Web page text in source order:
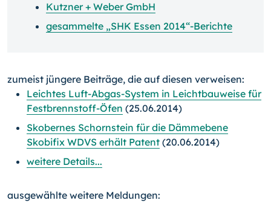
Kutzner + Weber GmbH
gesammelte „SHK Essen 2014“-Berichte
zumeist jüngere Beiträge, die auf diesen verweisen:
Leichtes Luft-Abgas-System in Leichtbauweise für
Festbrennstoff-Öfen (25.06.2014)
Skobernes Schornstein für die Dämmebene
Skobifix WDVS erhält Patent (20.06.2014)
weitere Details...
ausgewählte weitere Meldungen: